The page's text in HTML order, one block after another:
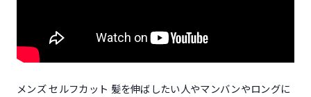
メンズ セルフカット 髪を伸ばしたい人やマンバンやロングに